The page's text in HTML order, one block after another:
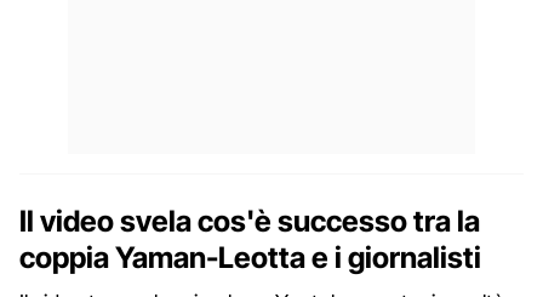
Il video svela cos'è successo tra la
coppia Yaman-Leotta e i giornalisti